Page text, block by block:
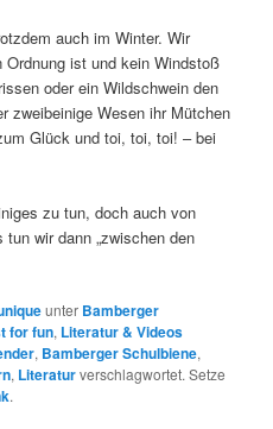
auch im Winter. Wir
ist und kein Windstoß
oder ein Wildschwein den
zweibeinige Wesen ihr Mütchen
Glück und toi, toi, toi! – bei
zu tun, doch auch von
tun wir dann „zwischen den
unter Bamberger
for fun, Literatur & Videos
, Bamberger Schulbiene,
, Literaturverschlagwortet. Setze
.